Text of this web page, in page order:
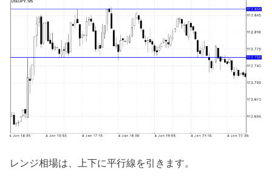
レンジ相場は、上下に平行線を引きます。